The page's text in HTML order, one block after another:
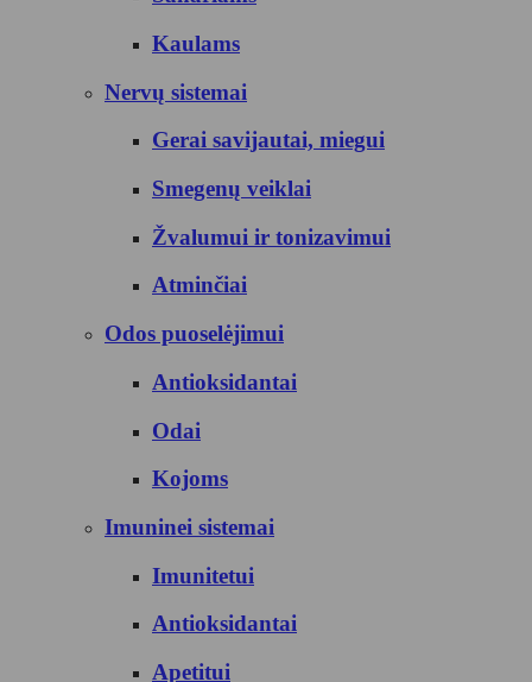
Kaulams
Nervų sistemai
Gerai savijautai, miegui
Smegenų veiklai
Žvalumui ir tonizavimui
Atminčiai
Odos puoselėjimui
Antioksidantai
Odai
Kojoms
Imuninei sistemai
Imunitetui
Antioksidantai
Apetitui